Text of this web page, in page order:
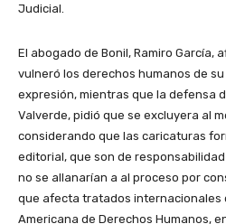
Judicial.
El abogado de Bonil, Ramiro García,
vulneró los derechos humanos de
expresión, mientras que la defensa
Valverde, pidió que se excluyera al
considerando que las caricaturas
editorial, que son de
no se allanarían a al proceso por
que afecta tratados internacionales
Americana de Derechos Humanos,